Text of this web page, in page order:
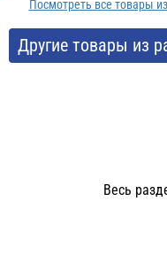
Посмотреть все товары
Другие товары из
Весь